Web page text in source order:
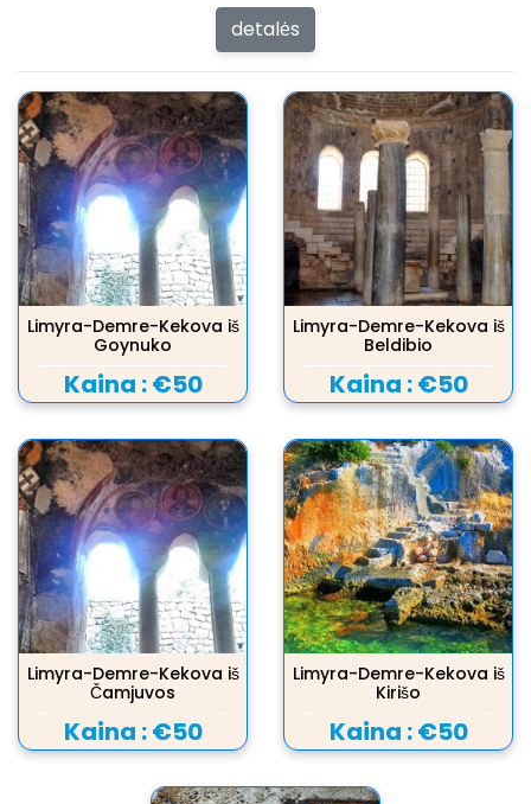
detalės
Limyra-Demre-Kekova iš
Goynuko
Kaina :€50
Limyra-Demre-Kekova iš
Beldibio
Kaina :€50
Limyra-Demre-Kekova iš
Čamjuvos
Kaina :€50
Limyra-Demre-Kekova iš
Kirišo
Kaina :€50